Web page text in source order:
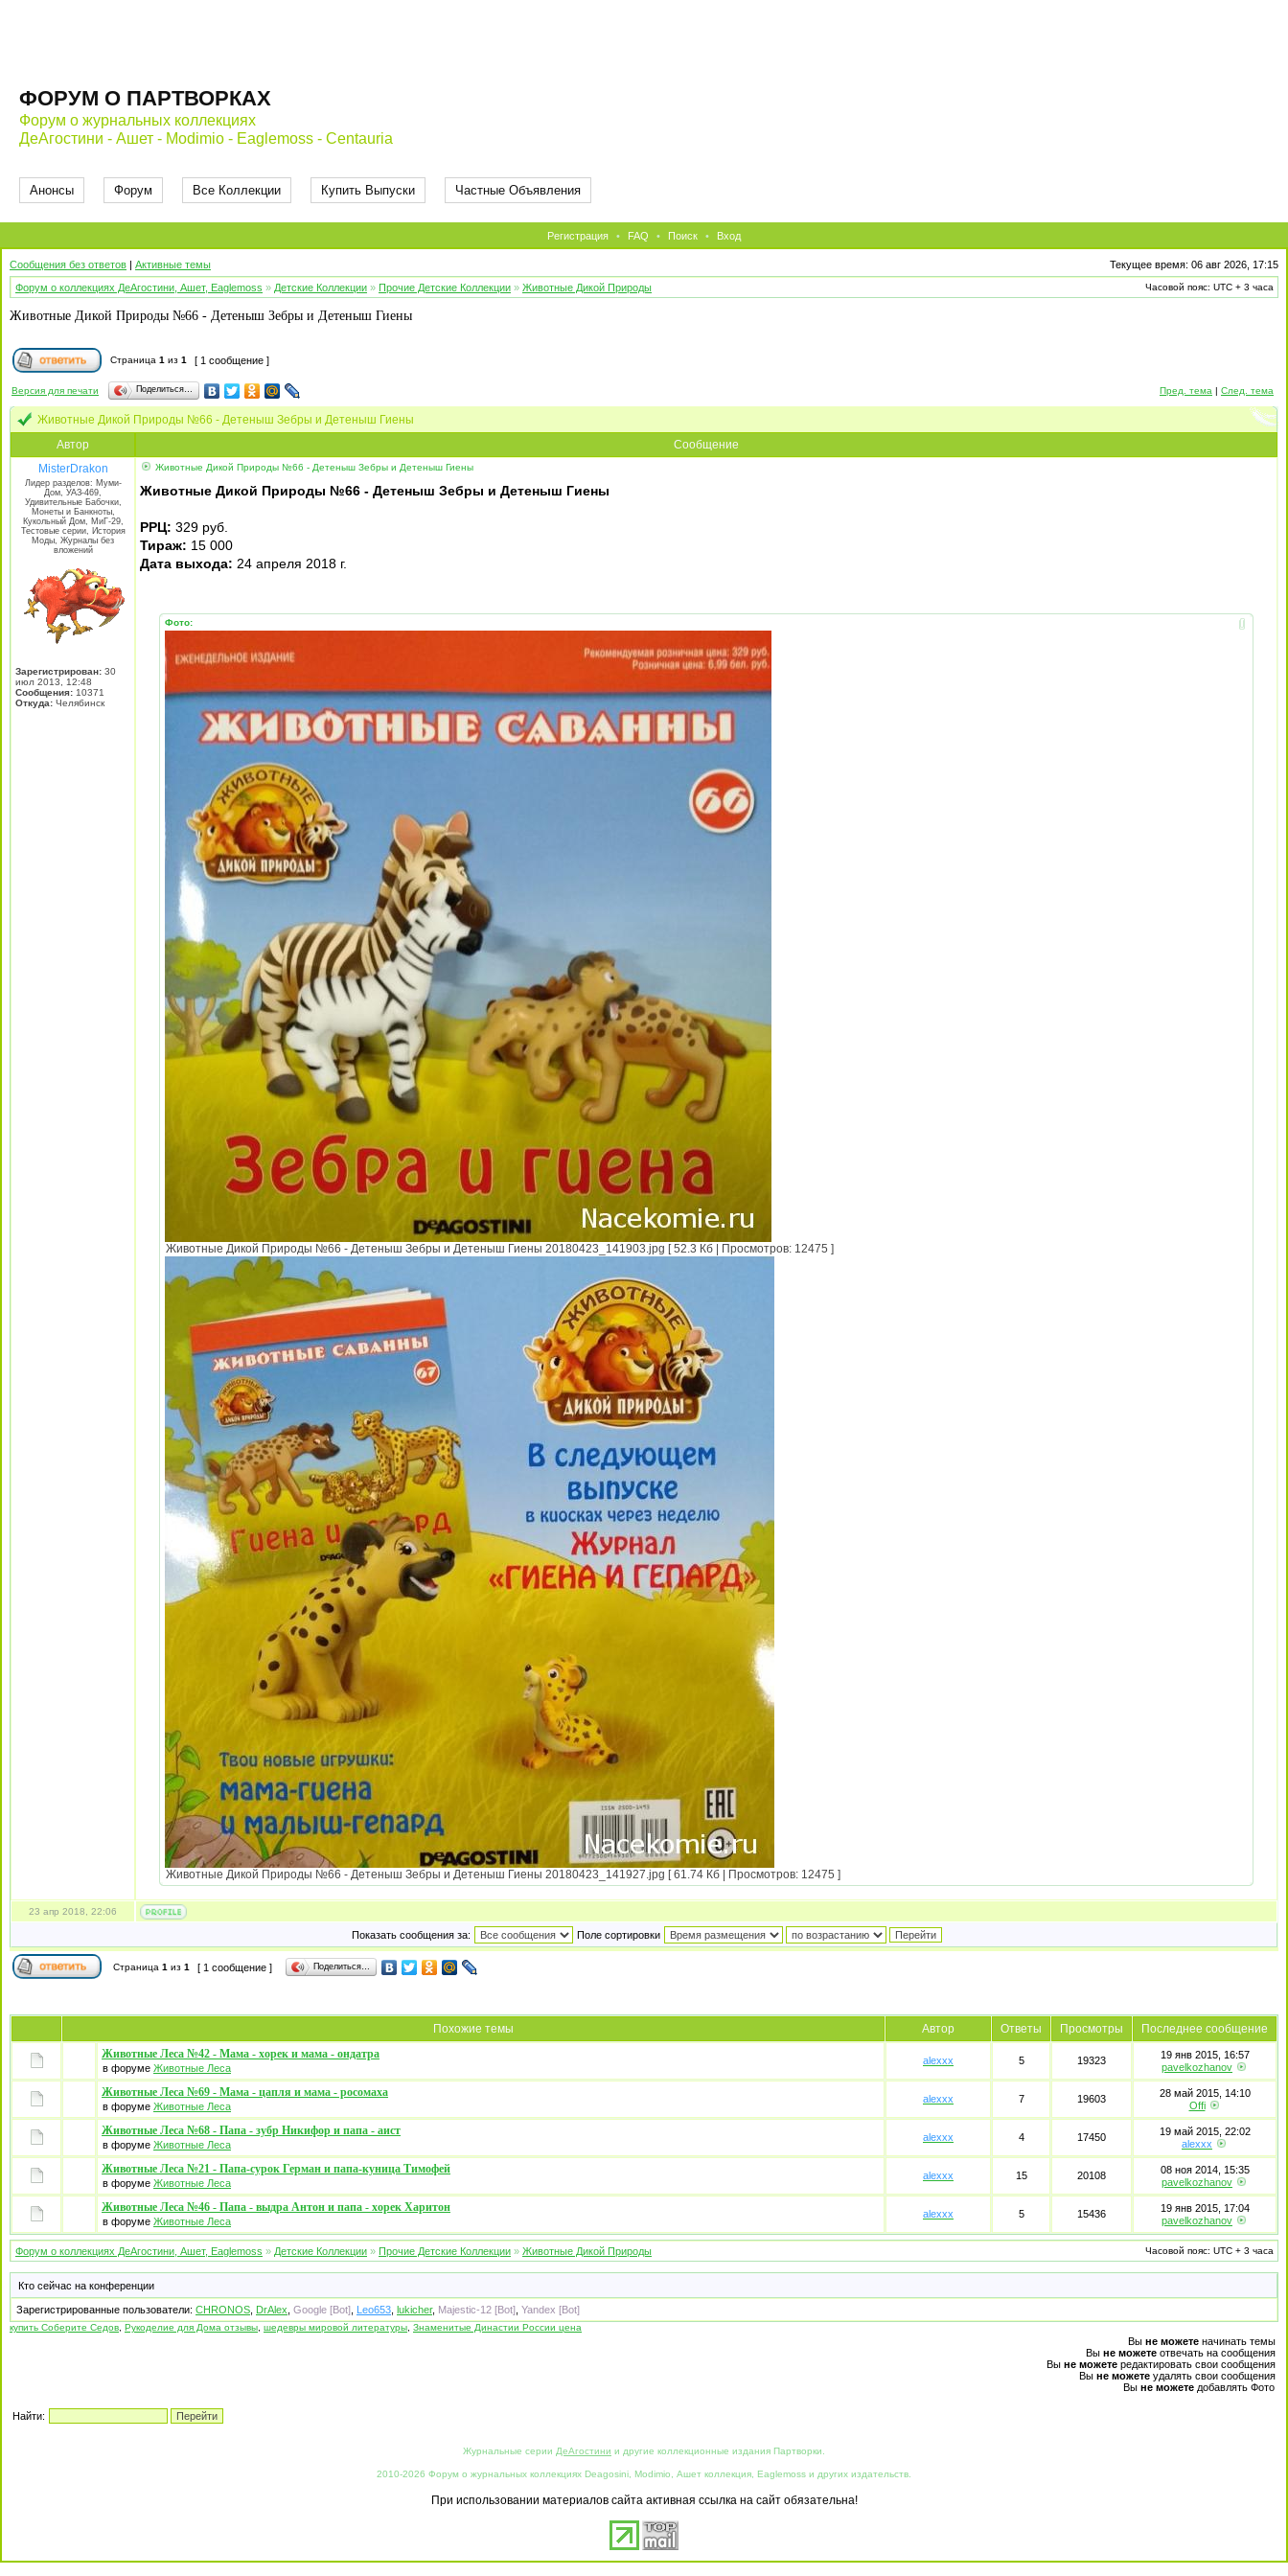
ФОРУМ О ПАРТВОРКАХ
Форум о журнальных коллекциях
ДеАгостини - Ашет - Modimio - Eaglemoss - Centauria
Анонсы Форум Все Коллекции Купить Выпуски Частные Объявления
Регистрация • FAQ • Поиск • Вход
Сообщения без ответов | Активные темы
Текущее время: 06 авг 2026, 17:15
Форум о коллекциях ДеАгостини, Ашет, Eaglemoss » Детские Коллекции » Прочие Детские Коллекции » Животные Дикой Природы Часовой пояс: UTC + 3 часа
Животные Дикой Природы №66 - Детеныш Зебры и Детеныш Гиены
Страница 1 из 1 [ 1 сообщение ]
Версия для печати Поделиться… Пред. тема | След. тема
Животные Дикой Природы №66 - Детеныш Зебры и Детеныш Гиены
Автор
Сообщение
MisterDrakon
Лидер разделов: Муми-
Дом, УАЗ-469,
Удивительные Бабочки,
Монеты и Банкноты,
Кукольный Дом, МиГ-29,
Тестовые серии, История
Моды, Журналы без
вложений
Зарегистрирован: 30
июл 2013, 12:48
Сообщения: 10371
Откуда: Челябинск
Животные Дикой Природы №66 - Детеныш Зебры и Детеныш Гиены
Животные Дикой Природы №66 - Детеныш Зебры и Детеныш Гиены
РРЦ: 329 руб.
Тираж: 15 000
Дата выхода: 24 апреля 2018 г.
Фото:
Животные Дикой Природы №66 - Детеныш Зебры и Детеныш Гиены 20180423_141903.jpg [ 52.3 Кб | Просмотров: 12475 ]
Животные Дикой Природы №66 - Детеныш Зебры и Детеныш Гиены 20180423_141927.jpg [ 61.74 Кб | Просмотров: 12475 ]
23 апр 2018, 22:06
Показать сообщения за: Поле сортировки
Страница 1 из 1 [ 1 сообщение ] Поделиться…
Похожие темы Автор Ответы Просмотры
Последнее сообщение
Животные Леса №42 - Мама - хорек и мама - ондатра
в форуме Животные Леса
alexxx 5 19323
19 янв 2015, 16:57
pavelkozhanov
Животные Леса №69 - Мама - цапля и мама - росомаха
в форуме Животные Леса
alexxx 7 19603
28 май 2015, 14:10
Offi
Животные Леса №68 - Папа - зубр Никифор и папа - аист
в форуме Животные Леса
alexxx 4 17450
19 май 2015, 22:02
alexxx
Животные Леса №21 - Папа-сурок Герман и папа-куница Тимофей
в форуме Животные Леса
alexxx 15 20108
08 ноя 2014, 15:35
pavelkozhanov
Животные Леса №46 - Папа - выдра Антон и папа - хорек Харитон
в форуме Животные Леса
alexxx 5 15436
19 янв 2015, 17:04
pavelkozhanov
Форум о коллекциях ДеАгостини, Ашет, Eaglemoss » Детские Коллекции » Прочие Детские Коллекции » Животные Дикой Природы Часовой пояс: UTC + 3 часа
Кто сейчас на конференции
Зарегистрированные пользователи: CHRONOS DrAlex Google [Bot] Leo653 lukicher, Majestic-12 [Bot] Yandex [Bot]
купить Соберите Седов Рукоделие для Дома отзывы шедевры мировой литературы Знаменитые Династии России цена
Вы не можете начинать темы
Вы не можете отвечать на сообщения
Вы не можете редактировать свои сообщения
Вы не можете удалять свои сообщения
Вы не можете добавлять Фото
Найти:
Журнальные серии ДеАгостини и другие коллекционные издания Партворки.
2010-2026 Форум о журнальных коллекциях Deagosini, Modimio, Ашет коллекция, Eaglemoss и других издательств.
При использовании материалов сайта активная ссылка на сайт обязательна!